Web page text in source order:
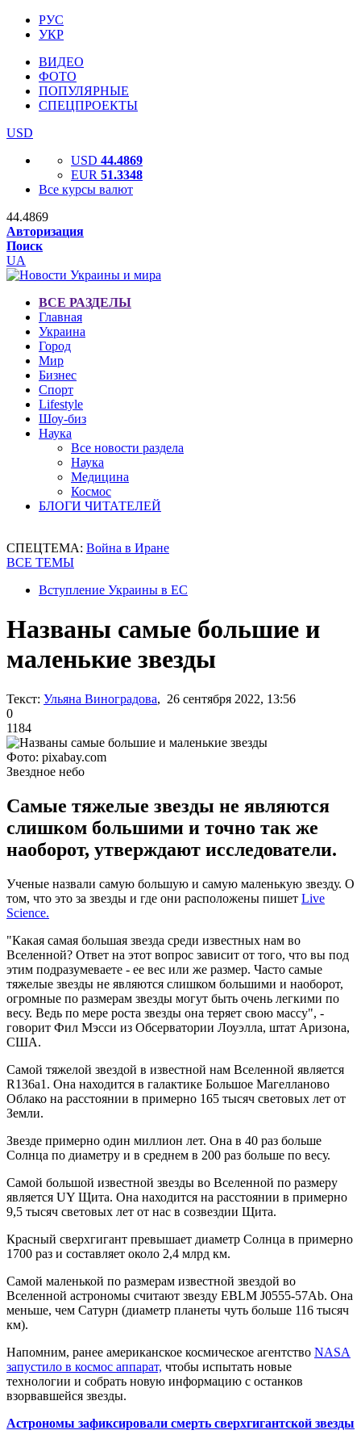
РУС
УКР
ВИДЕО
ФОТО
ПОПУЛЯРНЫЕ
СПЕЦПРОЕКТЫ
USD
USD 44.4869
EUR 51.3348
Все курсы валют
44.4869
Авторизация
Поиск
UA
ВСЕ РАЗДЕЛЫ
Главная
Украина
Город
Мир
Бизнес
Спорт
Lifestyle
Шоу-биз
Наука
Все новости раздела
Наука
Медицина
Космос
БЛОГИ ЧИТАТЕЛЕЙ
СПЕЦТЕМА: Война в Иране
ВСЕ ТЕМЫ
Вступление Украины в ЕС
Названы самые большие и
маленькие звезды
Текст: Ульяна Виноградова, 26 сентября 2022, 13:56
0
1184
Фото: pixabay.com
Звездное небо
Самые тяжелые звезды не являются
слишком большими и точно так же
наоборот, утверждают исследователи.
Ученые назвали самую большую и самую маленькую звезду. О
том, что это за звезды и где они расположены пишет Live
Science.
"Какая самая большая звезда среди известных нам во
Вселенной? Ответ на этот вопрос зависит от того, что вы под
этим подразумеваете - ее вес или же размер. Часто самые
тяжелые звезды не являются слишком большими и наоборот,
огромные по размерам звезды могут быть очень легкими по
весу. Ведь по мере роста звезды она теряет свою массу", -
говорит Фил Мэсси из Обсерватории Лоуэлла, штат Аризона,
США.
Самой тяжелой звездой в известной нам Вселенной является
R136a1. Она находится в галактике Большое Магелланово
Облако на расстоянии в примерно 165 тысяч световых лет от
Земли.
Звезде примерно один миллион лет. Она в 40 раз больше
Солнца по диаметру и в среднем в 200 раз больше по весу.
Самой большой известной звезды во Вселенной по размеру
является UY Щита. Она находится на расстоянии в примерно
9,5 тысяч световых лет от нас в созвездии Щита.
Красный сверхгигант превышает диаметр Солнца в примерно
1700 раз и составляет около 2,4 млрд км.
Самой маленькой по размерам известной звездой во
Вселенной астрономы считают звезду EBLM J0555-57Ab. Она
меньше, чем Сатурн (диаметр планеты чуть больше 116 тысяч
км).
Напомним, ранее американское космическое агентство NASA
запустило в космос аппарат, чтобы испытать новые
технологии и собрать новую информацию с останков
взорвавшейся звезды.
Астрономы зафиксировали смерть сверхгигантской звезды